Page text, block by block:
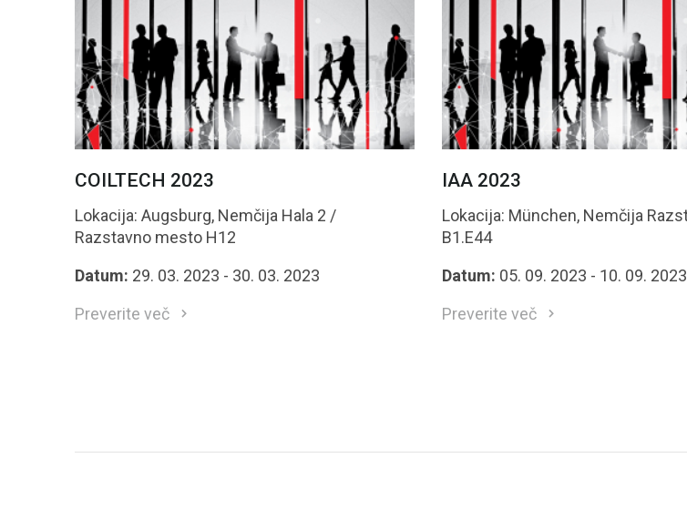
COILTECH 2023
Lokacija: Augsburg, Nemčija Hala 2 /
Razstavno mesto H12
Datum:
29. 03. 2023 - 30. 03. 2023
Preverite več
IAA 2023
Lokacija: München, Nemčija Razstavno mesto:
B1.E44
Datum:
05. 09. 2023 - 10. 09. 2023
Preverite več